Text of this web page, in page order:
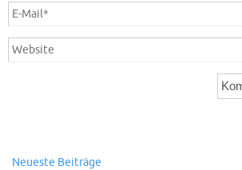
Neueste Beiträge